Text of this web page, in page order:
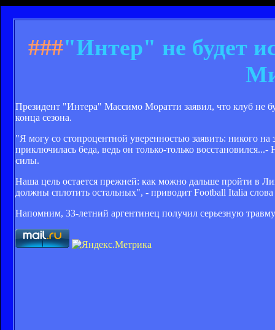
###"Интер" не будет
Президент "Интера" Массимо Моратти заявил, что клуб не
конца сезона.
"Я могу со стопроцентной уверенностью заявить: никого
приключилась беда, ведь он только-только
силы.
Наша цель остается прежней: как можно дальше пройти в
должны сплотить остальных", - приводит Football Italia
Напомним, 33-летний аргентинец получил серьезную